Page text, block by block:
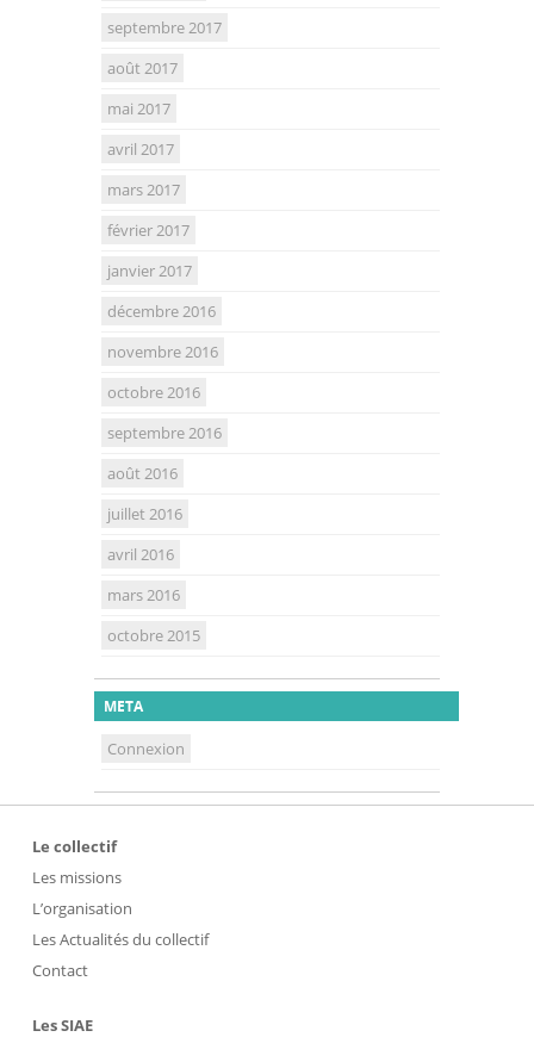
septembre 2017
août 2017
mai 2017
avril 2017
mars 2017
février 2017
janvier 2017
décembre 2016
novembre 2016
octobre 2016
septembre 2016
août 2016
juillet 2016
avril 2016
mars 2016
octobre 2015
META
Connexion
Le collectif
Les missions
L’organisation
Les Actualités du collectif
Contact
Les SIAE